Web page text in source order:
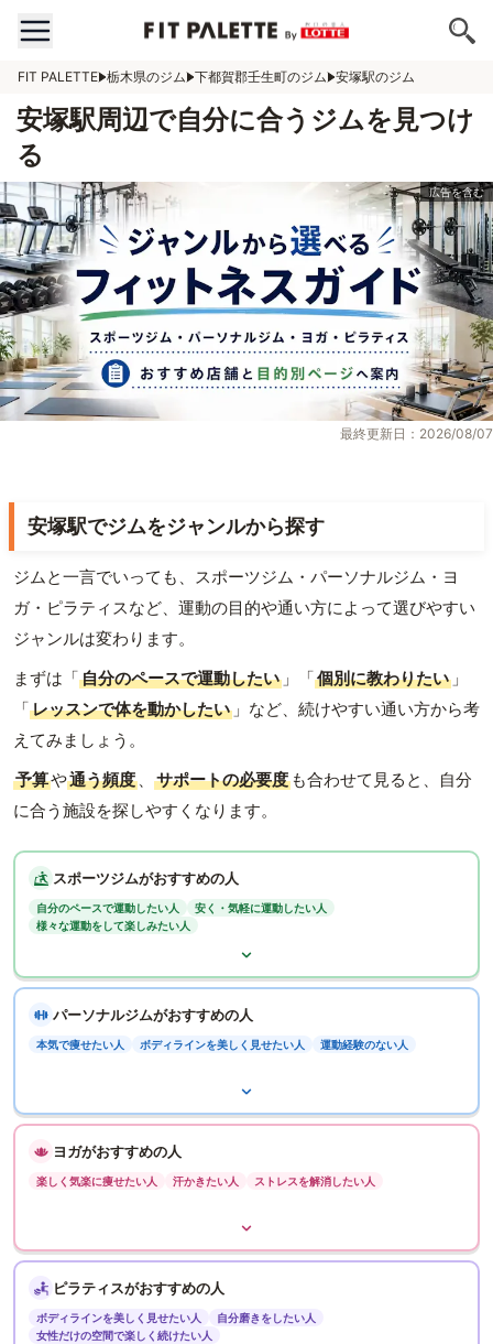
FIT PALETTE 栃木県のジム 下都賀郡壬生町のジム 安塚駅のジム
安塚駅周辺で自分に合うジムを見つけ
る
最終更新日：2026/08/07
安塚駅でジムをジャンルから探す
ジムと一言でいっても、スポーツジム・パーソナルジム・ヨ
ガ・ピラティスなど、運動の目的や通い方によって選びやすい
ジャンルは変わります。
まずは「自分のペースで運動したい 」「個別に教わりたい 」
「レッスンで体を動かしたい 」など、続けやすい通い方から考
えてみましょう。
予算や通う頻度 、 サポートの必要度 も合わせて見ると、自分
に合う施設を探しやすくなります。
スポーツジムがおすすめの人
自分のペースで運動したい人
安く・気軽に運動したい人
様々な運動をして楽しみたい人
パーソナルジムがおすすめの人
本気で痩せたい人 ボディラインを美しく見せたい人 運動経験のない人
ヨガがおすすめの人
楽しく気楽に痩せたい人 汗かきたい人 ストレスを解消したい人
ピラティスがおすすめの人
ボディラインを美しく見せたい人
自分磨きをしたい人
女性だけの空間で楽しく続けたい人